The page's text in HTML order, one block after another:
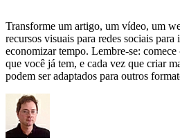
Transforme um artigo, um vídeo, um
recursos visuais para redes sociais
economizar tempo. Lembre-se:
que você já tem, e cada vez que criar
podem ser adaptados para outros